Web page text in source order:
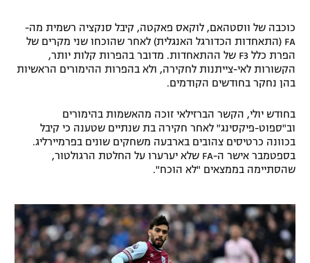
תקנון עבור פעילות אלקטרה
תקנון עבור פעילות ספורט 1 – "מרלן"
גיימינג E-Sports
מדיניות פרטיות
רשיון להקרנה פומבית לבית עסק
הצטרפות לחבילת הערוצים
פוטבול אמריקאי NFL
בייסבול MLB
ספורט אתגרי ואקסטרים
אומנויות לחימה
גיימינג E-Sports
כוכבה של ווסטהאם, לוקאס פאקטה, קיבל סנקציה רשמית מה-
FA (התאחדות הכדורגל האנגלית) לאחר שהוכחו שני מקרים של
הפרת כלל F3 של ההתאחדות. מדובר בהפרות קלות יותר,
הקשורות לאי-צייתנות לחקירה, ולא בהפרות ההימורים הראשיות
בהן נחקר בחודשים הקודמים.
בחודש יולי, הקשר הברזילאי זוכה מהאשמות בהימורים
וב"ספוט-פיקסינג" לאחר חקירה בת שנתיים שטענה כי קיבל
בכוונה כרטיסים צהובים בארבעה משחקים שונים בפרמיירליג.
בספטמבר אישר ה-FA שלא יערערו על החלטת הרגולטור,
שהסתיימה בממצאים "לא הוכח".